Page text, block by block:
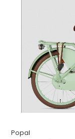
Popal